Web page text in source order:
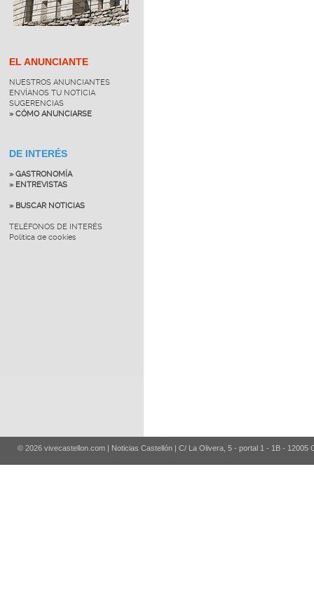
EL ANUNCIANTE
NUESTROS ANUNCIANTES
ENVÍANOS TU NOTICIA
SUGERENCIAS
» CÓMO ANUNCIARSE
DE INTERÉS
» GASTRONOMÍA
» ENTREVISTAS
» BUSCAR NOTICIAS
TELÉFONOS DE INTERÉS
Política de cookies
© 2026 vivecastellon.com | Noticias Castellón | C/ La Olivera, 5 - portal 1 - 1B - 12005